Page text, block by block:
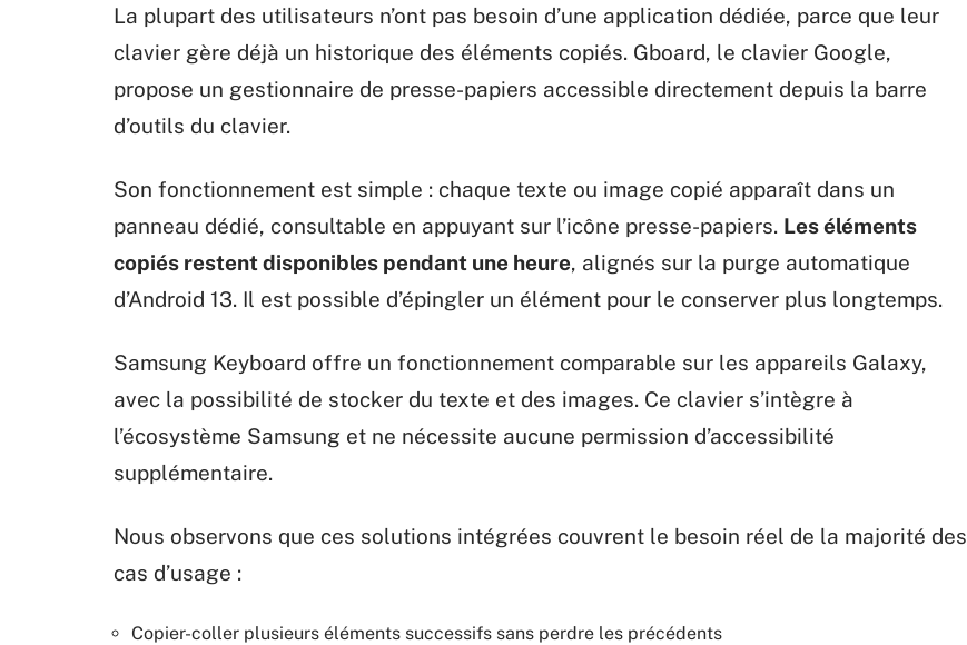
La plupart des utilisateurs n’ont pas besoin d’une application dédiée, parce que leur
clavier gère déjà un historique des éléments copiés. Gboard, le clavier Google,
propose un gestionnaire de presse-papiers accessible directement depuis la barre
d’outils du clavier.
Son fonctionnement est simple : chaque texte ou image copié apparaît dans un
panneau dédié, consultable en appuyant sur l’icône presse-papiers. Les éléments
copiés restent disponibles pendant une heure, alignés sur la purge automatique
d’Android 13. Il est possible d’épingler un élément pour le conserver plus longtemps.
Samsung Keyboard offre un fonctionnement comparable sur les appareils Galaxy,
avec la possibilité de stocker du texte et des images. Ce clavier s’intègre à
l’écosystème Samsung et ne nécessite aucune permission d’accessibilité
supplémentaire.
Nous observons que ces solutions intégrées couvrent le besoin réel de la majorité des
cas d’usage :
Copier-coller plusieurs éléments successifs sans perdre les précédents